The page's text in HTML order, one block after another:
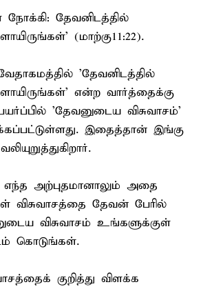
தேவனிடத்தில்
(மாற்கு11:22).
'தேவனிடத்தில்
என்ற வார்த்தைக்கு
'தேவனுடைய விசுவாசம்'
இதைத்தான் இங்கு
எந்த அற்புதமானாலும் அதை
விசுவாசத்தை தேவன் பேரில்
விசுவாசம் உங்களுக்குள்
கொடுங்கள்.
குறித்து விளக்க